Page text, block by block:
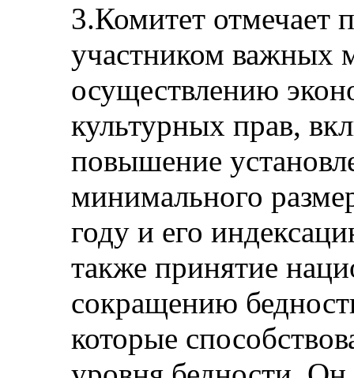
3.Комитет отмечает
участником важных
осуществлению
культурных прав,
повышение
минимального
году и его
также принятие
сокращению
которые